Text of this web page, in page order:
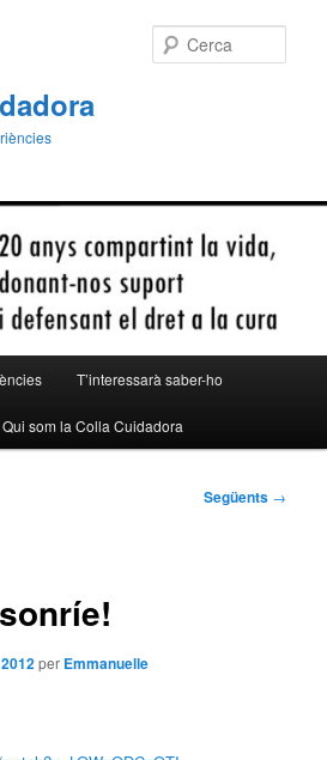
T’interessarà saber-ho
Qui som la Colla Cuidadora
Següents →
per Emmanuelle